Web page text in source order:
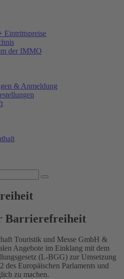
Eintrittspreise
der IMMO
& Anmeldung
Barrierefreiheit
Touristik und Messe GmbH &
Angebote im Einklang mit dem
(L-BGG) zur Umsetzung
Europäischen Parlaments und
zu machen.